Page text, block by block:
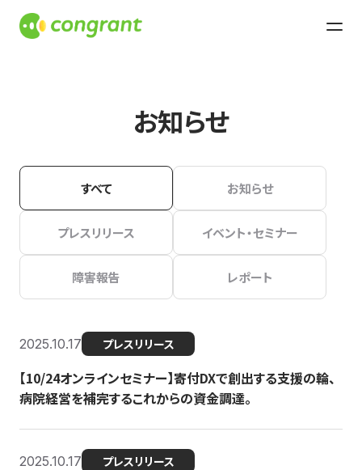
お知らせ
すべて お知らせ
プレスリリース イベント・セミナー
障害報告 レポート
2025.10.17 プレスリリース
【10/24オンラインセミナー】寄付DXで創出する支援の輪、
病院経営を補完するこれからの資金調達。
2025.10.17 プレスリリース